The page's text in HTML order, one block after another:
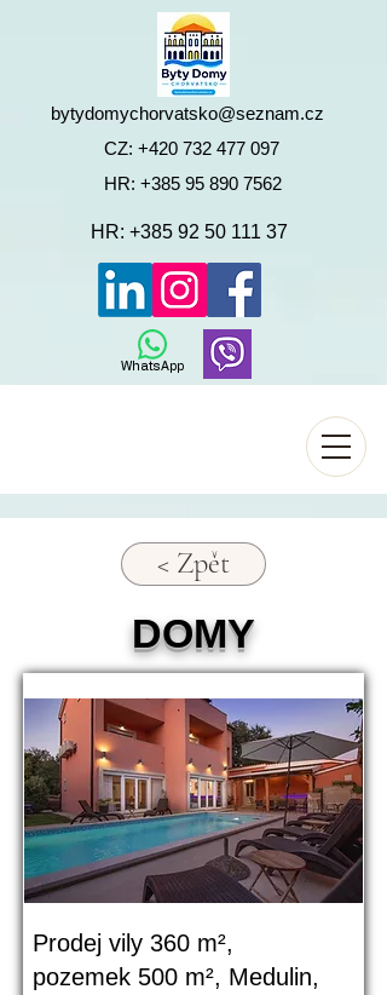
HR: +385 95 890 7562
CZ: +420 732 477 097
WhatsApp
bytydomychorvatsko@seznam.cz
HR: +385 92 50 111 37
< Zpět
DOMY
Prodej vily 360 m²,
pozemek 500 m², Medulin,